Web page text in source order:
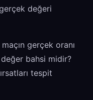
değeri
gerçek oranı
bahsi midir?
tespit